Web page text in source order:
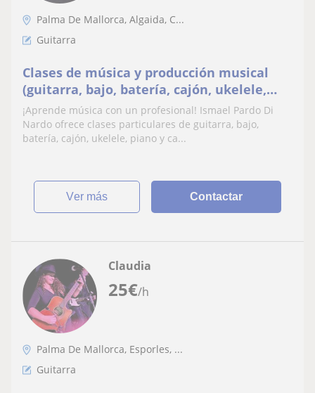
Palma De Mallorca, Algaida, C...
Guitarra
Clases de música y producción musical
(guitarra, bajo, batería, cajón, ukelele,
piano, canto) Primera clase gratis
¡Aprende música con un profesional! Ismael Pardo Di
Nardo ofrece clases particulares de guitarra, bajo,
batería, cajón, ukelele, piano y ca...
ver más Contactar
25€/h
Claudia
Palma De Mallorca, Esporles, ...
Guitarra